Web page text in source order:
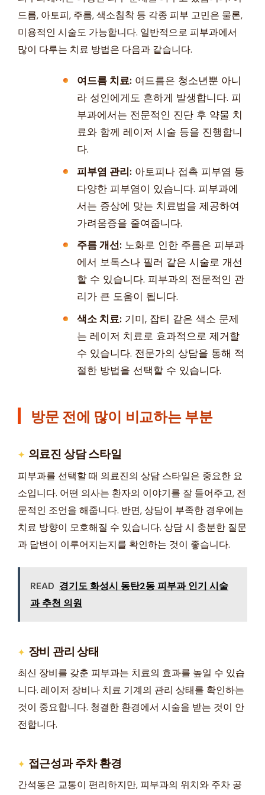
드름, 아토피, 주름, 색소침착 등 각종 피부 고민은 물론,
미용적인 시술도 가능합니다. 일반적으로 피부과에서
많이 다루는 치료 방법은 다음과 같습니다.
여드름 치료: 여드름은 청소년뿐 아니
라 성인에게도 흔하게 발생합니다. 피
부과에서는 전문적인 진단 후 약물 치
료와 함께 레이저 시술 등을 진행합니
다.
피부염 관리: 아토피나 접촉 피부염 등
다양한 피부염이 있습니다. 피부과에
서는 증상에 맞는 치료법을 제공하여
가려움증을 줄여줍니다.
주름 개선: 노화로 인한 주름은 피부과
에서 보톡스나 필러 같은 시술로 개선
할 수 있습니다. 피부과의 전문적인 관
리가 큰 도움이 됩니다.
색소 치료: 기미, 잡티 같은 색소 문제
는 레이저 치료로 효과적으로 제거할
수 있습니다. 전문가의 상담을 통해 적
절한 방법을 선택할 수 있습니다.
방문 전에 많이 비교하는 부분
의료진 상담 스타일
피부과를 선택할 때 의료진의 상담 스타일은 중요한 요
소입니다. 어떤 의사는 환자의 이야기를 잘 들어주고, 전
문적인 조언을 해줍니다. 반면, 상담이 부족한 경우에는
치료 방향이 모호해질 수 있습니다. 상담 시 충분한 질문
과 답변이 이루어지는지를 확인하는 것이 좋습니다.
READ 경기도 화성시 동탄2동 피부과 인기 시술
과 추천 의원
장비 관리 상태
최신 장비를 갖춘 피부과는 치료의 효과를 높일 수 있습
니다. 레이저 장비나 치료 기계의 관리 상태를 확인하는
것이 중요합니다. 청결한 환경에서 시술을 받는 것이 안
전합니다.
접근성과 주차 환경
간석동은 교통이 편리하지만, 피부과의 위치와 주차 공